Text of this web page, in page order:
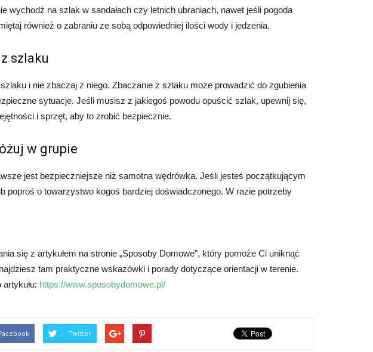
wychodź na szlak w sandałach czy letnich ubraniach, nawet jeśli pogoda
również o zabraniu ze sobą odpowiedniej ilości wody i jedzenia.
szlaku
i nie zbaczaj z niego. Zbaczanie z szlaku może prowadzić do zgubienia
sytuacje. Jeśli musisz z jakiegoś powodu opuścić szlak, upewnij się,
i sprzęt, aby to zrobić bezpiecznie.
w grupie
jest bezpieczniejsze niż samotna wędrówka. Jeśli jesteś początkującym
poproś o towarzystwo kogoś bardziej doświadczonego. W razie potrzeby
się z artykułem na stronie „Sposoby Domowe”, który pomoże Ci uniknąć
tam praktyczne wskazówki i porady dotyczące orientacji w terenie.
https://www.sposobydomowe.pl/
Twitter